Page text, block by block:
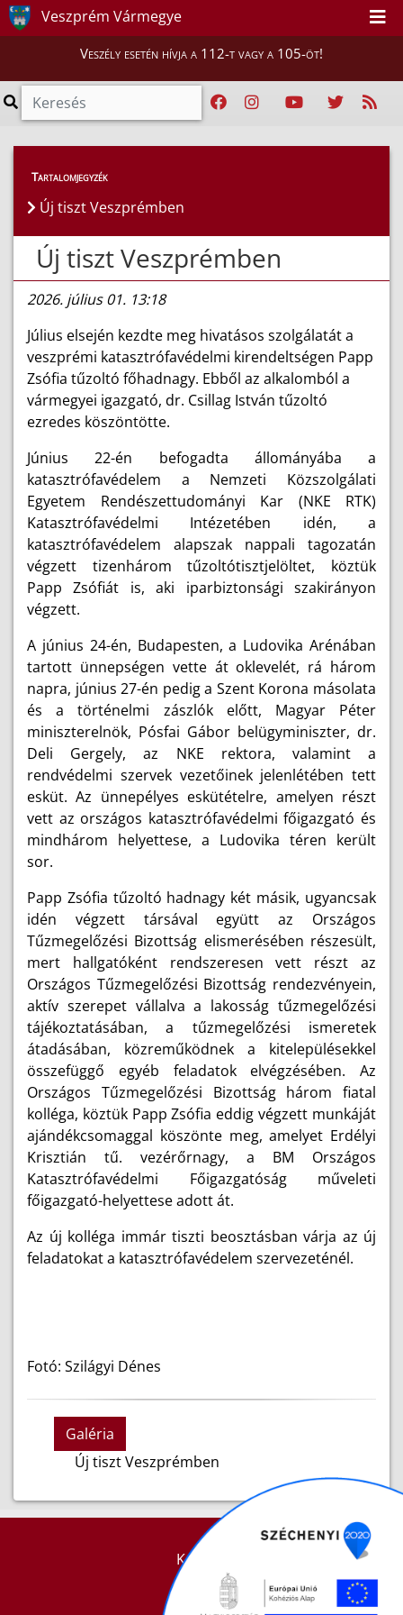
Veszprém Vármegye
Veszély esetén hívja a 112-t vagy a 105-öt!
Híreink > Hírek
Tartalomjegyzék
Új tiszt Veszprémben
Új tiszt Veszprémben
2026. július 01. 13:18
Július elsején kezdte meg hivatásos szolgálatát a
veszprémi katasztrófavédelmi kirendeltségen Papp
Zsófia tűzoltó főhadnagy. Ebből az alkalomból a
vármegyei igazgató, dr. Csillag István tűzoltó
ezredes köszöntötte.
Június 22-én befogadta állományába a
katasztrófavédelem a Nemzeti Közszolgálati
Egyetem Rendészettudományi Kar (NKE RTK)
Katasztrófavédelmi Intézetében idén, a
katasztrófavédelem alapszak nappali tagozatán
végzett tizenhárom tűzoltótisztjelöltet, köztük
Papp Zsófiát is, aki iparbiztonsági szakirányon
végzett.
A június 24-én, Budapesten, a Ludovika Arénában
tartott ünnepségen vette át oklevelét, rá három
napra, június 27-én pedig a Szent Korona másolata
és a történelmi zászlók előtt, Magyar Péter
miniszterelnök, Pósfai Gábor belügyminiszter, dr.
Deli Gergely, az NKE rektora, valamint a
rendvédelmi szervek vezetőinek jelenlétében tett
esküt. Az ünnepélyes eskütételre, amelyen részt
vett az országos katasztrófavédelmi főigazgató és
mindhárom helyettese, a Ludovika téren került
sor.
Papp Zsófia tűzoltó hadnagy két másik, ugyancsak
idén végzett társával együtt az Országos
Tűzmegelőzési Bizottság elismerésében részesült,
mert hallgatóként rendszeresen vett részt az
Országos Tűzmegelőzési Bizottság rendezvényein,
aktív szerepet vállalva a lakosság tűzmegelőzési
tájékoztatásában, a tűzmegelőzési ismeretek
átadásában, közreműködnek a kitelepülésekkel
összefüggő egyéb feladatok elvégzésében. Az
Országos Tűzmegelőzési Bizottság három fiatal
kolléga, köztük Papp Zsófia eddig végzett munkáját
ajándékcsomaggal köszönte meg, amelyet Erdélyi
Krisztián tű. vezérőrnagy, a BM Országos
Katasztrófavédelmi Főigazgatóság műveleti
főigazgató-helyettese adott át.
Az új kolléga immár tiszti beosztásban várja az új
feladatokat a katasztrófavédelem szervezeténél.
Fotó: Szilágyi Dénes
Galéria
Új tiszt Veszprémben
KAPCSOLAT
IMPRESSZUM